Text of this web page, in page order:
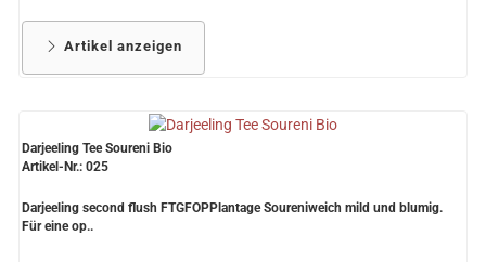
Artikel anzeigen
Darjeeling Tee Soureni Bio
Artikel-Nr.: 025
Darjeeling second flush FTGFOPPlantage Soureniweich mild und blumig.
Für eine op..